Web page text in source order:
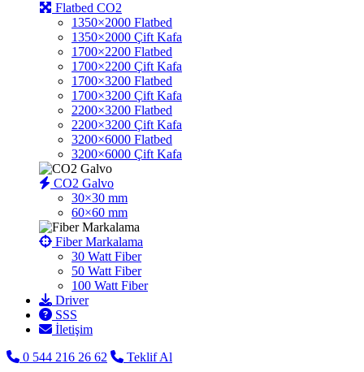
Flatbed CO2
1350×2000 Flatbed
1350×2000 Çift Kafa
1700×2200 Flatbed
1700×2200 Çift Kafa
1700×3200 Flatbed
1700×3200 Çift Kafa
2200×3200 Flatbed
2200×3200 Çift Kafa
3200×6000 Flatbed
3200×6000 Çift Kafa
CO2 Galvo
30×30 mm
60×60 mm
Fiber Markalama
30 Watt Fiber
50 Watt Fiber
100 Watt Fiber
Driver
SSS
İletişim
0 544 216 26 62
Teklif Al